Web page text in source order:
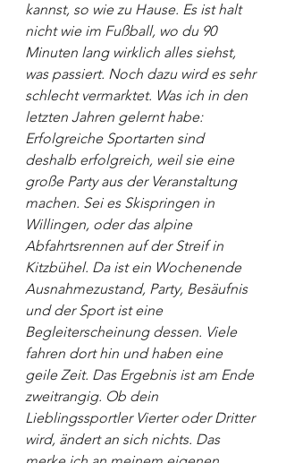
kannst, so wie zu Hause. Es ist halt
nicht wie im Fußball, wo du 90
Minuten lang wirklich alles siehst,
was passiert. Noch dazu wird es sehr
schlecht vermarktet. Was ich in den
letzten Jahren gelernt habe:
Erfolgreiche Sportarten sind
deshalb erfolgreich, weil sie eine
große Party aus der Veranstaltung
machen. Sei es Skispringen in
Willingen, oder das alpine
Abfahrtsrennen auf der Streif in
Kitzbühel. Da ist ein Wochenende
Ausnahmezustand, Party, Besäufnis
und der Sport ist eine
Begleiterscheinung dessen. Viele
fahren dort hin und haben eine
geile Zeit. Das Ergebnis ist am Ende
zweitrangig. Ob dein
Lieblingssportler Vierter oder Dritter
wird, ändert an sich nichts. Das